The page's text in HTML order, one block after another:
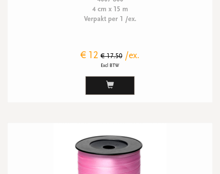
4 cm x 15 m
Verpakt per 1 /ex.
€ 12€ 17.50 /ex.
Excl BTW